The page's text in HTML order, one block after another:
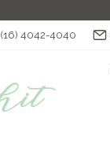
(16) 4042-4040